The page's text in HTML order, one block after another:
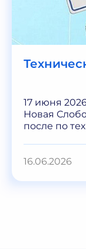
17 июня
Новая
после по
16.06.2026